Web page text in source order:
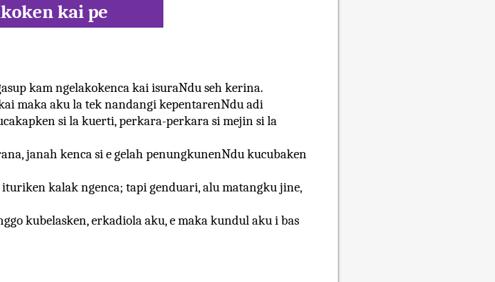
kai pe
kam ngelakokenca kai isuraNdu seh kerina.
maka aku la tek nandangi kepentarenNdu adi
si la kuerti, perkara-perkara si mejin si la
janah kenca si e gelah penungkunenNdu kucubaken
kalak ngenca; tapi genduari, alu matangku jine,
kubelasken, erkadiola aku, e maka kundul aku i bas